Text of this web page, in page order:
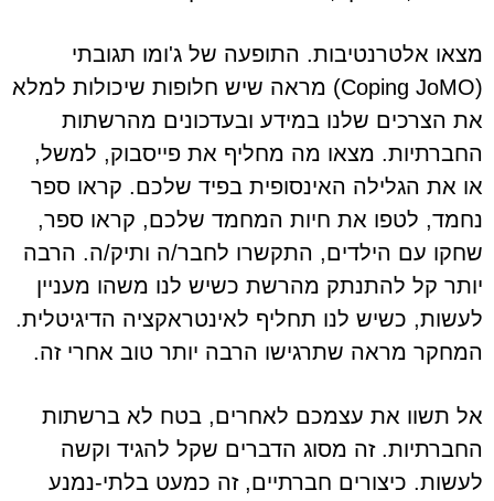
מצאו אלטרנטיבות. התופעה של ג'ומו תגובתי
(Coping JoMO) מראה שיש חלופות שיכולות למלא
את הצרכים שלנו במידע ובעדכונים מהרשתות
החברתיות. מצאו מה מחליף את פייסבוק, למשל,
או את הגלילה האינסופית בפיד שלכם. קראו ספר
נחמד, לטפו את חיות המחמד שלכם, קראו ספר,
שחקו עם הילדים, התקשרו לחבר/ה ותיק/ה. הרבה
יותר קל להתנתק מהרשת כשיש לנו משהו מעניין
לעשות, כשיש לנו תחליף לאינטראקציה הדיגיטלית.
המחקר מראה שתרגישו הרבה יותר טוב אחרי זה.
אל תשוו את עצמכם לאחרים, בטח לא ברשתות
החברתיות. זה מסוג הדברים שקל להגיד וקשה
לעשות. כיצורים חברתיים, זה כמעט בלתי-נמנע